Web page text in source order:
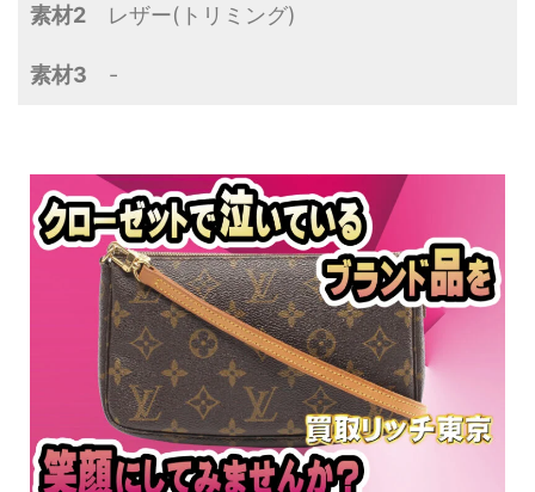
素材2 レザー(トリミング)
素材3 -